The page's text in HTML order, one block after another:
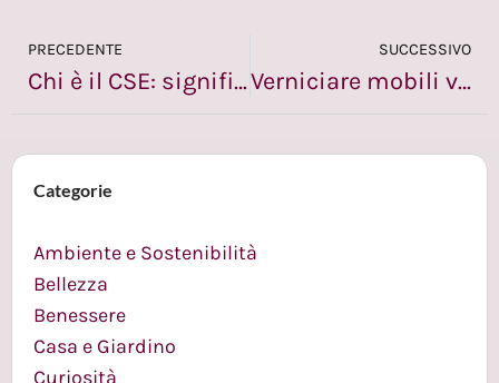
PRECEDENTE
Chi è il CSE: significato e quando è necessaria la nomina, requisiti e sanzioni
SUCCESSIVO
Verniciare mobili vecchi e dargli nuova vita: 4 idee originali
Categorie
Ambiente e Sostenibilità
Bellezza
Benessere
Casa e Giardino
Curiosità